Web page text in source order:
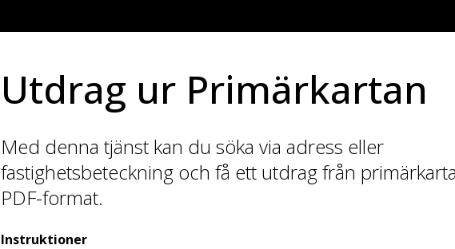
Utdrag ur Primärkartan
Med denna tjänst kan du söka via adress eller
fastighetsbeteckning och få ett utdrag från
PDF-format.
Instruktioner